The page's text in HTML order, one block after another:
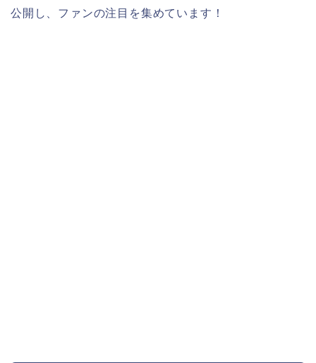
公開し、ファンの注目を集めています！